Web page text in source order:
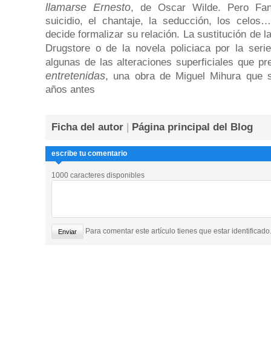
llamarse Ernesto, de Oscar Wilde. Pero
suicidio, el chantaje, la seducción, los
decide formalizar su relación. La sustitución de
Drugstore o de la novela policiaca por la
algunas de las alteraciones superficiales que
entretenidas, una obra de Miguel Mihura que
años antes
Ficha del autor | Página principal del Blog
escribe tu comentario
1000 caracteres disponibles
Para comentar este artículo tienes que estar identificado.